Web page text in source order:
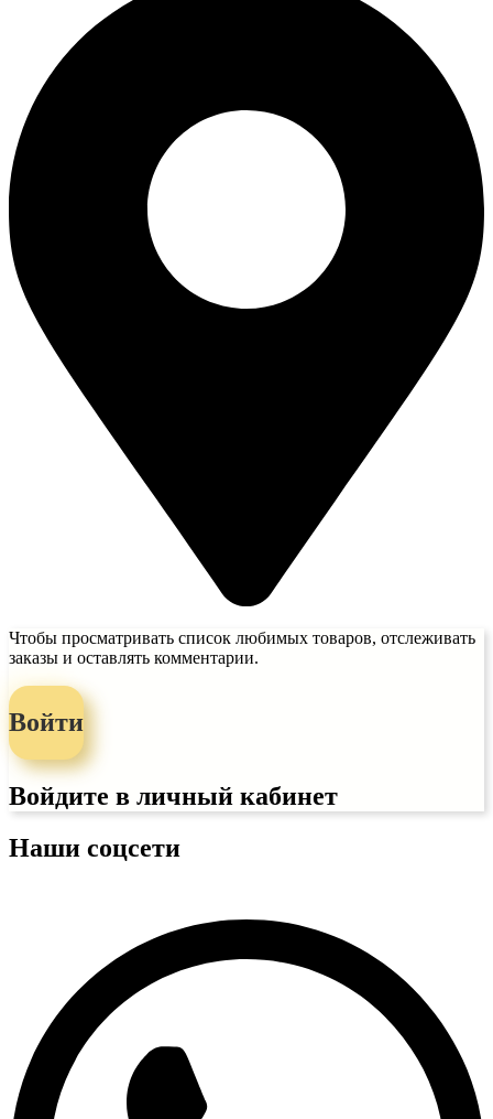
Чтобы просматривать список любимых товаров, отслеживать
заказы и оставлять комментарии.
Войти
Войдите в личный кабинет
Наши соцсети